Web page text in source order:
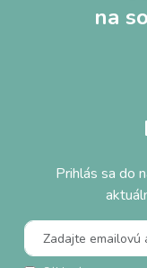
na
Prihlás sa do